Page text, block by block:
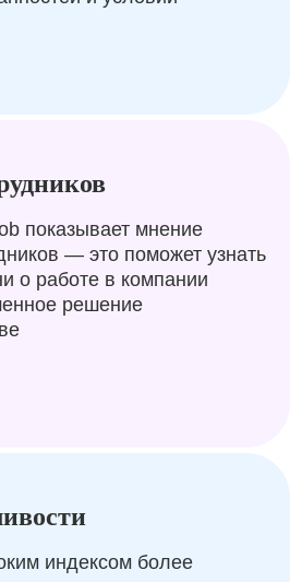
показывает мнение
— это поможет узнать
о работе в компании
решение
индексом более